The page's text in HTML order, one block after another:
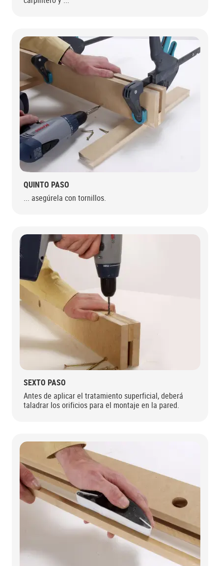
QUINTO PASO
... asegúrela con tornillos.
SEXTO PASO
Antes de aplicar el tratamiento superficial, deberá
taladrar los orificios para el montaje en la pared.